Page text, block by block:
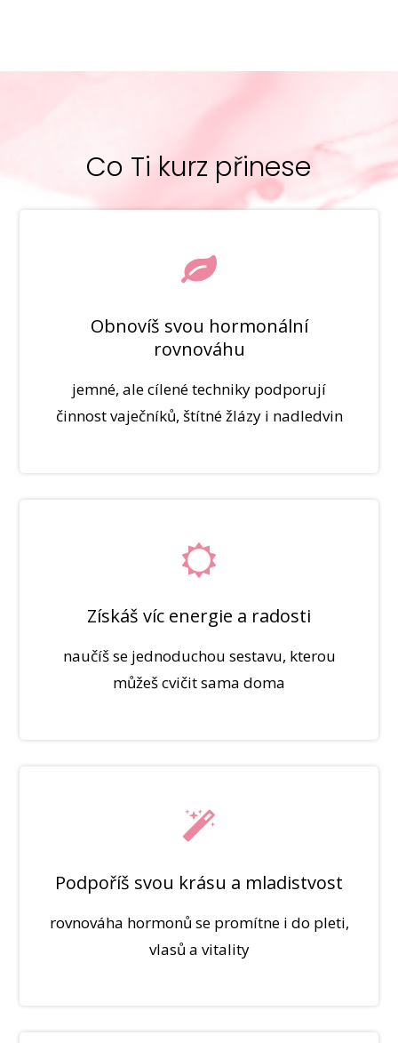
Co Ti kurz přinese
Obnovíš svou hormonální
rovnováhu
jemné, ale cílené techniky podporují
činnost vaječníků, štítné žlázy i nadledvin
Získáš víc energie a radosti
naučíš se jednoduchou sestavu, kterou
můžeš cvičit sama doma
Podpoříš svou krásu a mladistvost
rovnováha hormonů se promítne i do pleti,
vlasů a vitality